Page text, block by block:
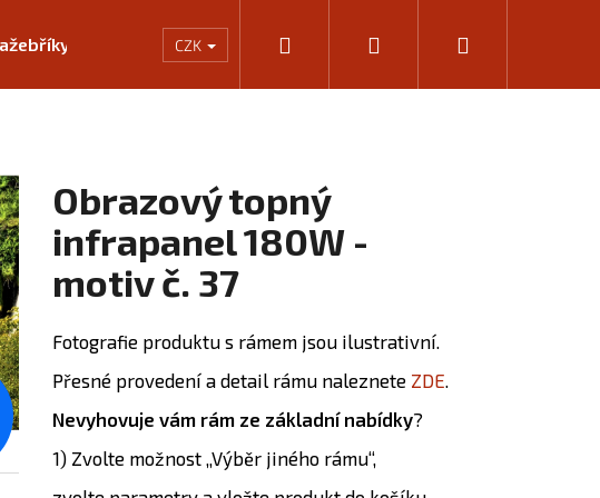
Rámování Kalkulačka výkonu infrapanelů
CZK Přihlášení
Obrazový topný
infrapanel 180W -
motiv č. 37
Fotografie produktu s rámem jsou ilustrativní.
Přesné provedení a detail rámu naleznete ZDE.
Nevyhovuje vám rám ze základní nabídky?
1) Zvolte možnost „Výběr jiného rámu“,
Následující